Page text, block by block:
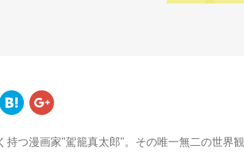
つ漫画家"駕籠真太郎"。その唯一無二の世界観